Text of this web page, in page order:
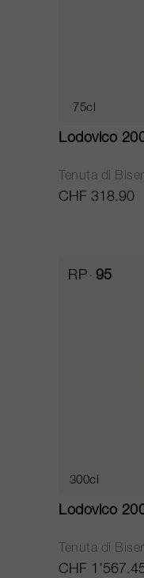
75cl
Lodovico
Tenuta di
CHF 318.90
RP 95
300cl
Lodovico
Tenuta di
CHF